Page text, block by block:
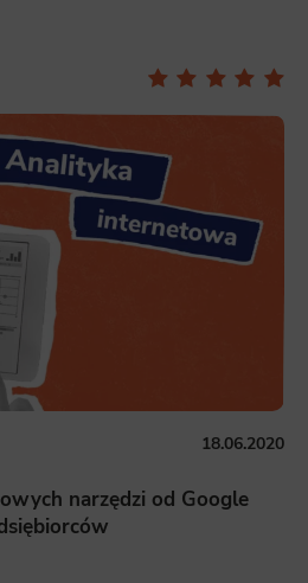
18.06.2020
narzędzi od Google